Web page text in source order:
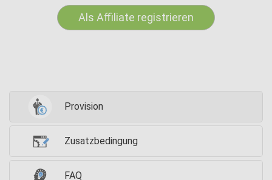
Als Affiliate registrieren
Provision
Zusatzbedingung
FAQ